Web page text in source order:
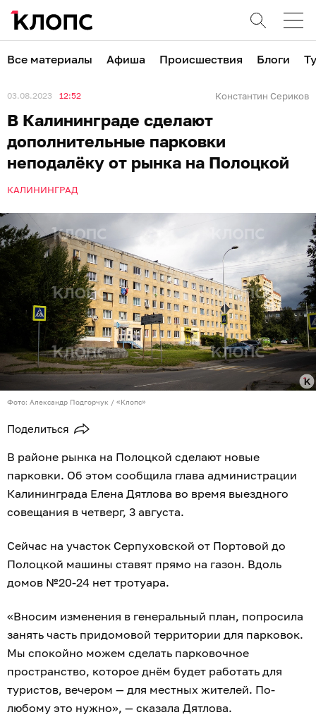
Все материалы Афиша Происшествия Блоги
03.08.2023 12:52 Константин Сериков
В Калининграде сделают
дополнительные парковки
неподалёку от рынка на Полоцкой
КАЛИНИНГРАД
Фото: Александр Подгорчук / «Клопс»
Поделиться
В районе рынка на Полоцкой сделают новые
парковки. Об этом сообщила глава администрации
Калининграда Елена Дятлова во время выездного
совещания в четверг, 3 августа.
Сейчас на участок Серпуховской от Портовой до
Полоцкой машины ставят прямо на газон. Вдоль
домов №20-24 нет тротуара.
«Вносим изменения в генеральный план, попросила
занять часть придомовой территории для парковок.
Мы спокойно можем сделать парковочное
пространство, которое днём будет работать для
туристов, вечером — для местных жителей. По-
любому это нужно», — сказала Дятлова.